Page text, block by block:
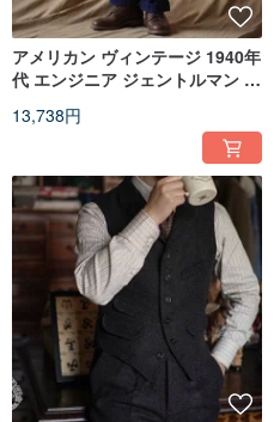
アメリカン ヴィンテージ 1940年
代 エンジニア ジェントルマン オ
ュロイイエローパリス バックル
13,738円